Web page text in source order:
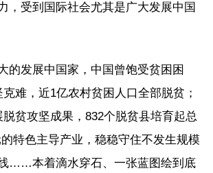
，受到国际社会尤其是广大发展中国
的发展中国家，中国曾饱受贫困困
难，近1亿农村贫困人口全部脱贫；
贫攻坚成果，832个脱贫县培育起总
特色主导产业，稳稳守住不发生规模
……本着滴水穿石、一张蓝图绘到底